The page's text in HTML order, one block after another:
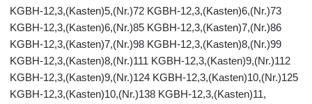
KGBH-12,3,(Kasten)5,(Nr.)72 KGBH-12,3,(Kasten)6,(Nr.)73
KGBH-12,3,(Kasten)6,(Nr.)85 KGBH-12,3,(Kasten)7,(Nr.)86
KGBH-12,3,(Kasten)7,(Nr.)98 KGBH-12,3,(Kasten)8,(Nr.)99
KGBH-12,3,(Kasten)8,(Nr.)111 KGBH-12,3,(Kasten)9,(Nr.)112
KGBH-12,3,(Kasten)9,(Nr.)124 KGBH-12,3,(Kasten)10,(Nr.)125
KGBH-12,3,(Kasten)10,(Nr.)138 KGBH-12,3,(Kasten)11,